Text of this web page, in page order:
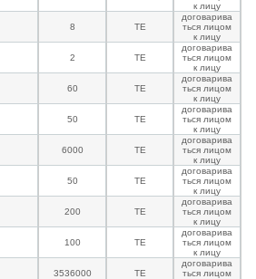
к лицу
8 TE
договарива
ться лицом
к лицу
2 TE
договарива
ться лицом
к лицу
60 TE
договарива
ться лицом
к лицу
50 TE
договарива
ться лицом
к лицу
6000 TE
договарива
ться лицом
к лицу
50 TE
договарива
ться лицом
к лицу
200 TE
договарива
ться лицом
к лицу
100 TE
договарива
ться лицом
к лицу
3536000 TE
договарива
ться лицом